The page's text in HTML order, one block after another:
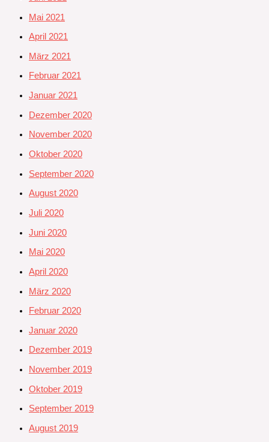
Mai 2021
April 2021
März 2021
Februar 2021
Januar 2021
Dezember 2020
November 2020
Oktober 2020
September 2020
August 2020
Juli 2020
Juni 2020
Mai 2020
April 2020
März 2020
Februar 2020
Januar 2020
Dezember 2019
November 2019
Oktober 2019
September 2019
August 2019